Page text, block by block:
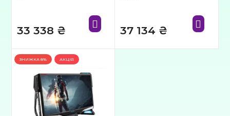
33 338 ₴ 37 134 ₴
ЗНИЖКА8% АКЦІЯ